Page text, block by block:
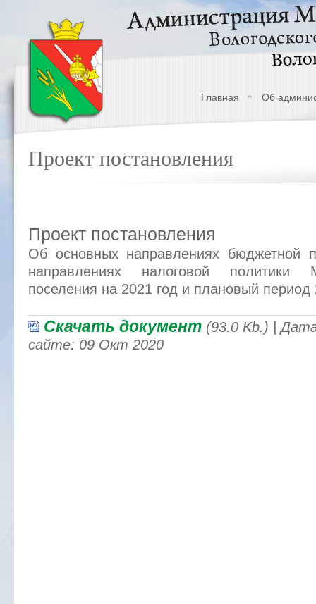
Главная Об
Проект постановления
Проект постановления
Об основных направлениях бюджетной
направлениях налоговой политики
поселения на 2021 год и плановый период
Скачать документ (93.0 Kb.) |
сайте: 09 Окт 2020